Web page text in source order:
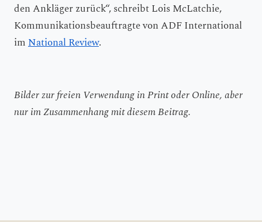
den Ankläger zurück“, schreibt Lois McLatchie,
Kommunikationsbeauftragte von ADF International
imNational Review.
Bilder zur freien Verwendung in Print oder Online, aber
nur im Zusammenhang mit diesem Beitrag.